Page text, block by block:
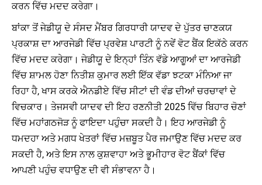
​​ਕਰਨ ਵਿੱਚ ਮਦਦ ਕਰੇਗਾ।
ਬਾਂਕਾ ਤੋਂ ਜੇਡੀਯੂ ਦੇ ਸੰਸਦ ਮੈਂਬਰ ਗਿਰਧਾਰੀ ਯਾਦਵ ਦੇ ਪੁੱਤਰ ਚਾਣਕਯ
ਪ੍ਰਕਾਸ਼ ਦਾ ਆਰਜੇਡੀ ਵਿੱਚ ਪ੍ਰਵੇਸ਼ ਪਾਰਟੀ ਨੂੰ ਨਵੇਂ ਵੋਟ ਬੈਂਕ ਇਕੱਠੇ ਕਰਨ
ਵਿੱਚ ਮਦਦ ਕਰੇਗਾ। ਜੇਡੀਯੂ ਦੇ ਇਨ੍ਹਾਂ ਤਿੰਨ ਵੱਡੇ ਆਗੂਆਂ ਦਾ ਆਰਜੇਡੀ
ਵਿੱਚ ਸ਼ਾਮਲ ਹੋਣਾ ਨਿਤੀਸ਼ ਕੁਮਾਰ ਲਈ ਇੱਕ ਵੱਡਾ ਝਟਕਾ ਮੰਨਿਆ ਜਾ
ਰਿਹਾ ਹੈ, ਖਾਸ ਕਰਕੇ ਐਨਡੀਏ ਵਿੱਚ ਸੀਟਾਂ ਦੀ ਵੰਡ ਦੀਆਂ ਚਰਚਾਵਾਂ ਦੇ
ਵਿਚਕਾਰ। ਤੇਜਸਵੀ ਯਾਦਵ ਦੀ ਇਹ ਰਣਨੀਤੀ 2025 ਵਿੱਚ ਬਿਹਾਰ ਚੋਣਾਂ
ਵਿੱਚ ਮਹਾਂਗਠਜੋੜ ਨੂੰ ਫਾਇਦਾ ਪਹੁੰਚਾ ਸਕਦੀ ਹੈ। ਇਹ ਆਰਜੇਡੀ ਨੂੰ
ਧਮਦਹਾ ਅਤੇ ਮਗਧ ਖੇਤਰਾਂ ਵਿੱਚ ਮਜ਼ਬੂਤ ​​ਪੈਰ ਜਮਾਉਣ ਵਿੱਚ ਮਦਦ ਕਰ
ਸਕਦੀ ਹੈ, ਅਤੇ ਇਸ ਨਾਲ ਕੁਸ਼ਵਾਹਾ ਅਤੇ ਭੂਮੀਹਾਰ ਵੋਟ ਬੈਂਕਾਂ ਵਿੱਚ
ਆਪਣੀ ਪਹੁੰਚ ਵਧਾਉਣ ਦੀ ਵੀ ਸੰਭਾਵਨਾ ਹੈ।